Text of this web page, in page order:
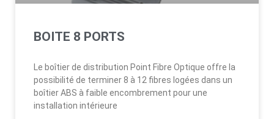
BOITE 8 PORTS
Le boîtier de distribution Point Fibre Optique offre la
possibilité de terminer 8 à 12 fibres logées dans un
boîtier ABS à faible encombrement pour une
installation intérieure